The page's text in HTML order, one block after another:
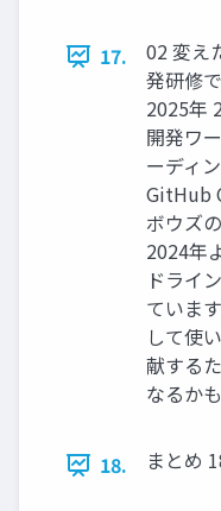
17.
02 変え
発研修
2025年
開発ワ
ーディ
GitHub
ボウズ
2024年
ドライ
ていま
して使
献する
なるか
18. まとめ